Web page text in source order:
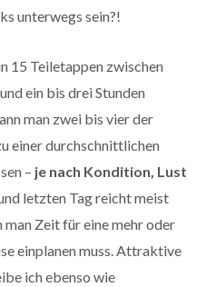
unterwegs sein?!
15 Teiletappen zwischen
ein bis drei Stunden
man zwei bis vier der
einer durchschnittlichen
– je nach Kondition, Lust
letzten Tag reicht meist
Zeit für eine mehr oder
einplanen muss. Attraktive
ich ebenso wie